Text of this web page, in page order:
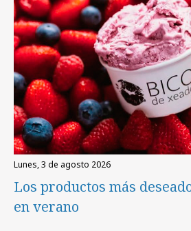
lunes, 3 de agosto 2026
Los productos más
en verano